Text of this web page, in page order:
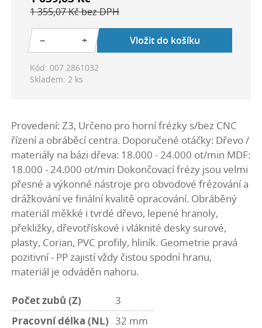
1 355,07 Kč bez DPH
− + Vložit do košíku
Kód: 007 2861032
Skladem: 2 ks
Provedení: Z3, Určeno pro horní frézky s/bez CNC
řízení a obráběcí centra. Doporučené otáčky: Dřevo /
materiály na bázi dřeva: 18.000 - 24.000 ot/min MDF:
18.000 - 24.000 ot/min Dokončovací frézy jsou velmi
přesné a výkonné nástroje pro obvodové frézování a
drážkování ve finální kvalitě opracování. Obráběný
materiál měkké i tvrdé dřevo, lepené hranoly,
překližky, dřevotřískové i vláknité desky surové,
plasty, Corian, PVC profily, hliník. Geometrie pravá
pozitivní - PP zajistí vždy čistou spodní hranu,
materiál je odváděn nahoru.
Počet zubů (Z)
3
Pracovní délka (NL) 32 mm